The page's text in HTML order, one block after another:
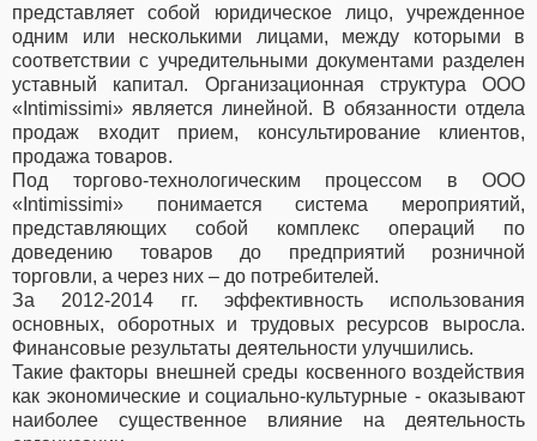
представляет собой юридическое лицо, учрежденное
одним или несколькими лицами, между которыми в
соответствии с учредительными документами разделен
уставный капитал. Организационная структура ООО
«Intimissimi» является линейной. В обязанности отдела
продаж входит прием, консультирование клиентов,
продажа товаров.
Под торгово-технологическим процессом в ООО
«Intimissimi» понимается система мероприятий,
представляющих собой комплекс операций по
доведению товаров до предприятий розничной
торговли, а через них – до потребителей.
За 2012-2014 гг. эффективность использования
основных, оборотных и трудовых ресурсов выросла.
Финансовые результаты деятельности улучшились.
Такие факторы внешней среды косвенного воздействия
как экономические и социально-культурные - оказывают
наиболее существенное влияние на деятельность